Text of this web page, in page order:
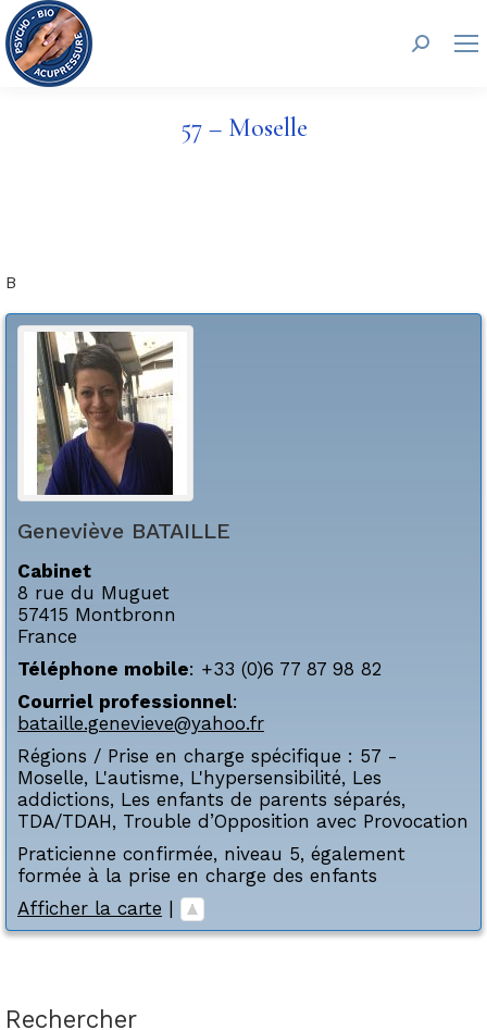
57 – Moselle
B
Geneviève BATAILLE
Cabinet
8 rue du Muguet
57415 Montbronn
France
Téléphone mobile: +33 (0)6 77 87 98 82
Courriel professionnel:
bataille.genevieve@yahoo.fr
Régions / Prise en charge spécifique : 57 -
Moselle, L'autisme, L'hypersensibilité, Les
addictions, Les enfants de parents séparés,
TDA/TDAH, Trouble d’Opposition avec Provocation
Praticienne confirmée, niveau 5, également
formée à la prise en charge des enfants
Afficher la carte |
Rechercher